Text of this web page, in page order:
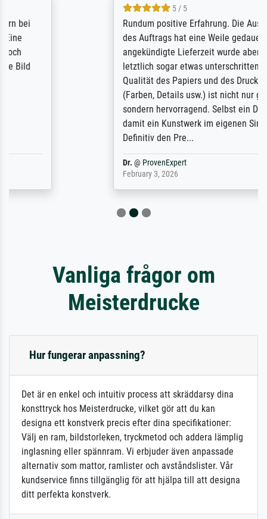
Rundum positive Erfahrung. Die Ausführung
des Auftrags hat eine Weile gedauert, die
angekündigte Lieferzeit wurde aber
letztlich sogar etwas unterschritten. Die
Qualität des Papiers und des Drucks
(Farben, Details usw.) ist nicht nur gut,
sondern hervorragend. Selbst ein Druck ist
damit ein Kunstwerk im eigenen Sinne.
Vanliga frågor om
Meisterdrucke
Hur fungerar anpassning?
Det är en enkel och intuitiv process att skräddarsy dina
konsttryck hos Meisterdrucke, vilket gör att du kan
designa ett konstverk precis efter dina specifikationer:
Välj en ram, bildstorleken, tryckmetod och addera lämplig
inglasning eller spännram. Vi erbjuder även anpassade
alternativ som mattor, ramlister och avståndslister. Vår
kundservice finns tillgänglig för att hjälpa till att designa
ditt perfekta konstverk.